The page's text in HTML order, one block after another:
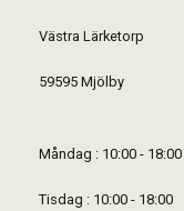
Västra Lärketorp
59595 Mjölby
Måndag : 10:00 - 18:00
Tisdag : 10:00 - 18:00